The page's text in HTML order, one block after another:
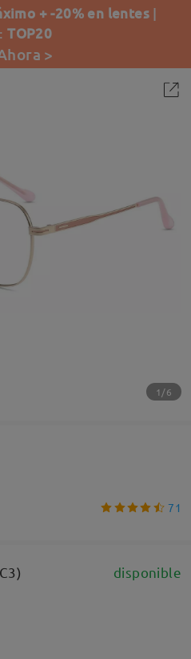
+ -20% en lentes |
TOP20
>
1/6
71
disponible